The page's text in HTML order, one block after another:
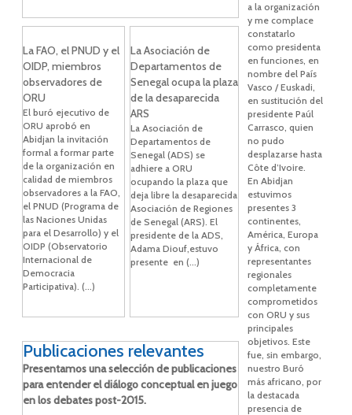
La FAO, el PNUD y el
OIDP, miembros
observadores de
ORU
El buró ejecutivo de
ORU aprobó en
Abidjan la invitación
formal a formar parte
de la organización en
calidad de miembros
observadores a la FAO,
el PNUD (Programa de
las Naciones Unidas
para el Desarrollo) y el
OIDP (Observatorio
Internacional de
Democracia
Participativa). (...)
La Asociación de
Departamentos de
Senegal ocupa la plaza
de la desaparecida
ARS
La Asociación de
Departamentos de
Senegal (ADS) se
adhiere a ORU
ocupando la plaza que
deja libre la desaparecida
Asociación de Regiones
de Senegal (ARS). El
presidente de la ADS,
Adama Diouf,estuvo
presente en (...)
Publicaciones relevantes
Presentamos una selección de publicaciones
para entender el diálogo conceptual en juego
en los debates post-2015.
a la organización
y me complace
constatarlo
como presidenta
en funciones, en
nombre del País
Vasco / Euskadi,
en sustitución del
presidente Paúl
Carrasco, quien
no pudo
desplazarse hasta
Côte d’Ivoire.
En Abidjan
estuvimos
presentes 3
continentes,
América, Europa
y África, con
representantes
regionales
completamente
comprometidos
con ORU y sus
principales
objetivos. Este
fue, sin embargo,
nuestro Buró
más africano, por
la destacada
presencia de